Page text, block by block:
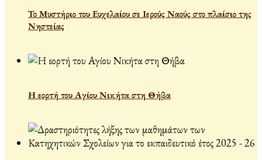
Το Μυστήριο του Ευχελαίου σε Ιερούς Ναούς στο πλαίσιο της
Νηστείας
Η εορτή του Αγίου Νικήτα στη Θήβα